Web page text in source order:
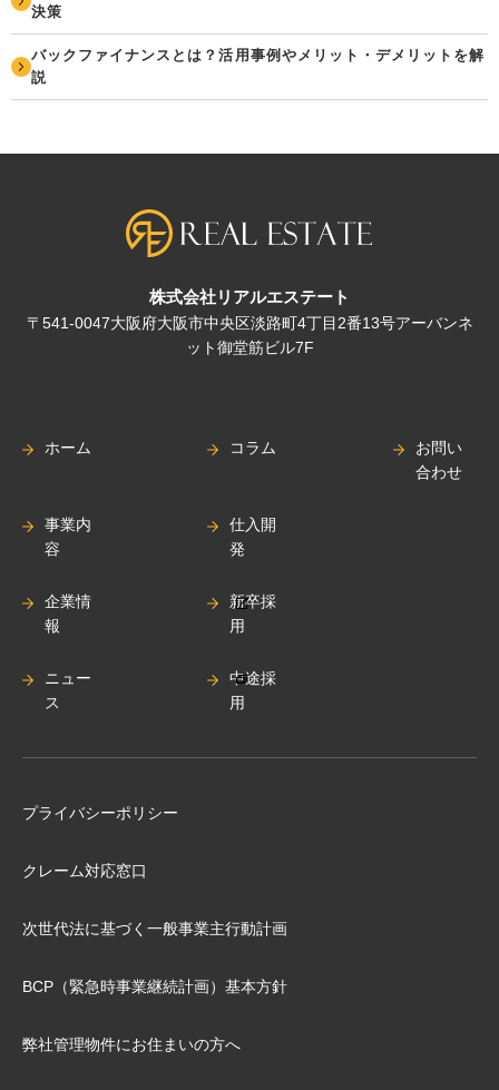
決策
バックファイナンスとは？活用事例やメリット・デメリットを解
説
株式会社リアルエステート
〒541-0047大阪府大阪市中央区淡路町4丁目2番13号アーバンネ
ット御堂筋ビル7F
ホーム
事業内
容
企業情
報
ニュー
ス
コラム
仕入開
発
新卒採
用
中途採
用
お問い
合わせ
プライバシーポリシー
クレーム対応窓口
次世代法に基づく⼀般事業主⾏動計画
BCP（緊急時事業継続計画）基本⽅針
弊社管理物件にお住まいの⽅へ